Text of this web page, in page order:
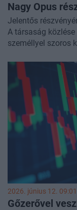
Nagy Opus
Jelentős
A társaság
személlyel szoros
összesen 3,4
tranzakció
tőzsdei ügylet
töredékét tette ki.
2026. június 12. 09:01
Gőzerővel